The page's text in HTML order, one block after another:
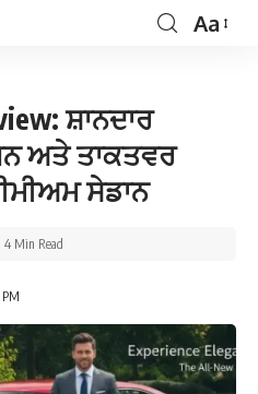
Aa
ਸ਼ਾਨਦਾਰ
ਅਤੇ ਤਾਕਤਵਰ
ਸੇਡਾਨ
4 Min Read